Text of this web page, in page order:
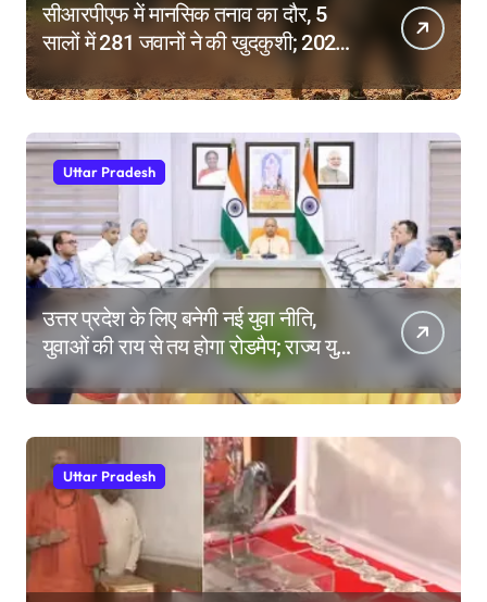
सीआरपीएफ में मानसिक तनाव का दौर, 5
सालों में 281 जवानों ने की खुदकुशी; 2025
Uttar Pradesh
उत्तर प्रदेश के लिए बनेगी नई युवा नीति,
युवाओं की राय से तय होगा रोडमैप; राज्य युवा
आयोग के गठन पर भी मंथन
Uttar Pradesh